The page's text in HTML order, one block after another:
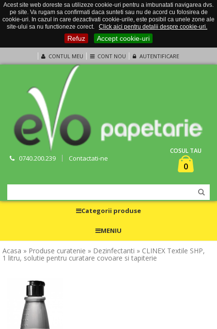
Acest site web doreste sa utilizeze cookie-uri pentru a imbunatati navigarea dvs.
pe site. Va rugam sa confirmati daca sunteti sau nu de acord cu folosirea de
cookie-uri. In cazul in care dezactivati cookie-urile, este posibil ca unele zone ale
site-ului sa nu functioneze corect.
Click aici pentru detalii despre cookie-uri.
Refuz Accept cookie-uri
CONTUL MEU CONT NOU AUTENTIFICARE
0740.200.239 Contactati-ne
COSUL TAU
0
Categorii produse
MENIU
Acasa » Produse curatenie » Dezinfectanti » CLINEX Textile SHP,
1 litru, solutie pentru curatare covoare si tapiterie